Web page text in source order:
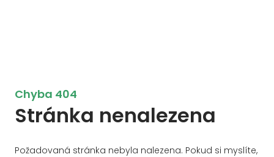
Chyba 404
Stránka nenalezena
Požadovaná stránka nebyla nalezena. Pokud si myslíte,